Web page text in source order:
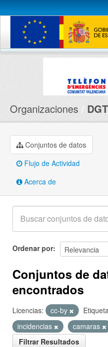
Conjuntos de datos
Organizaciones DGT
Conjuntos de datos
Flujo de Actividad
Acerca de
Ordenar por
Conjuntos de
encontrados
Licencias: cc-by
incidencias
camaras
Filtrar Resultados